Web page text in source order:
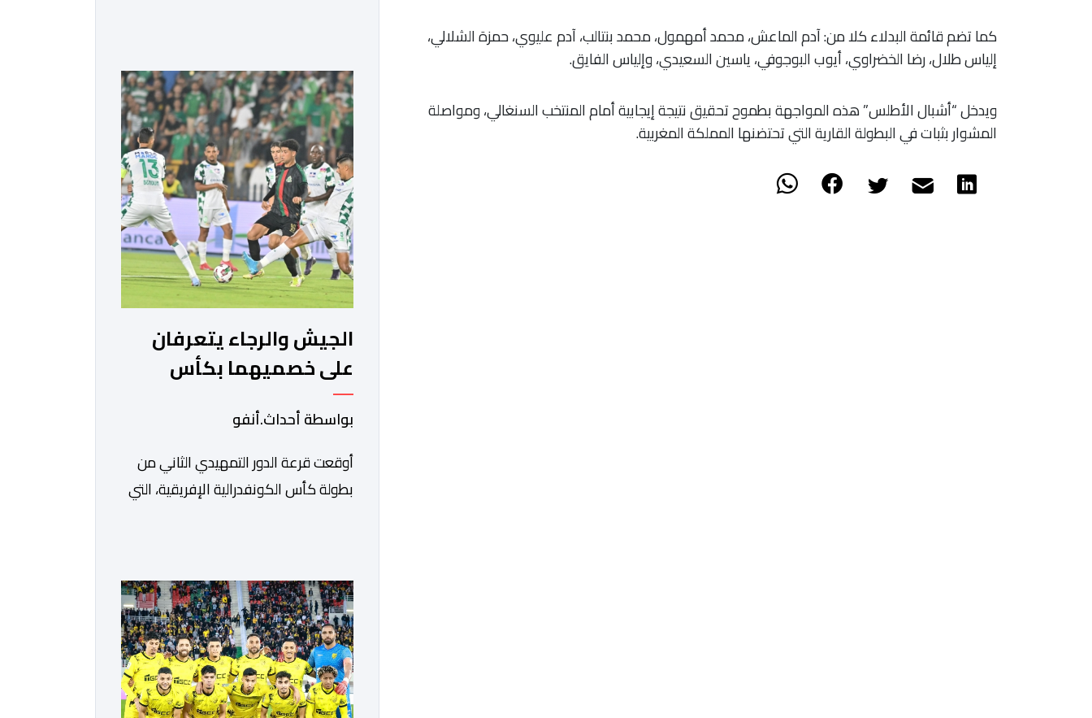
كما تضم قائمة البدلاء كلا من: آدم الماعش، محمد أمهمول، محمد بنتالب، آدم عليوي، حمزة الشلالي،
إلياس طلال، رضا الخضراوي، أيوب البوجوفي، ياسين السعيدي، وإلياس الفايق.
ويدخل “أشبال الأطلس” هذه المواجهة بطموح تحقيق نتيجة إيجابية أمام المنتخب السنغالي، ومواصلة
المشوار بثبات في البطولة القارية التي تحتضنها المملكة المغربية.
التي شهدتها المنتخبات الوطنية خلال
الفترة الأخيرة. وشهد الاجتماع تقديم
عرض مفصل حول مشاركة المنتخبين
الوطنيين لأقل من 18 سنة، إناثا وذكورا،
من طرف اللجنة التقنية التي واكبت كل
[…]
الجيش والرجاء يتعرفان
على خصميهما بكأس
الكاف
بواسطة أحداث.أنفو
أوقعت قرعة الدور التمهيدي الثاني من
بطولة كأس الكونفدرالية الإفريقية، التي
مرتقبة أمام أندية غرب ووسط القارة. ​
وسيكون نادي الرجاء الرياضي على موعد
مع مواجهة المتأهل من المباراة التي
تجمع بين إيل كانيمي واريورز النيجيري
ونادي أوديب ممثل […]